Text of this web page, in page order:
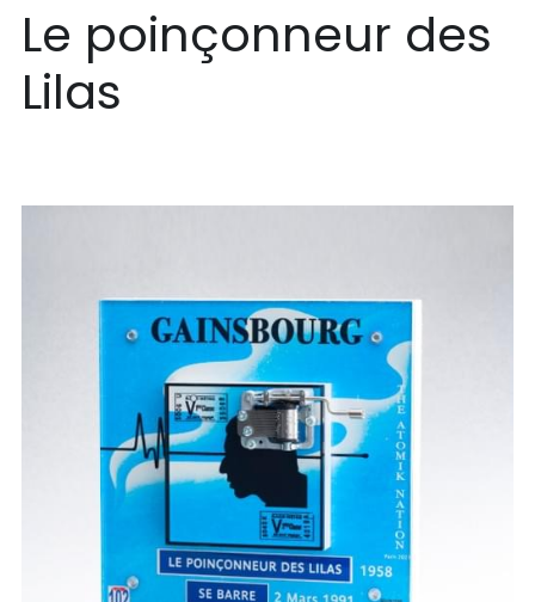
Le poinçonneur des
Lilas